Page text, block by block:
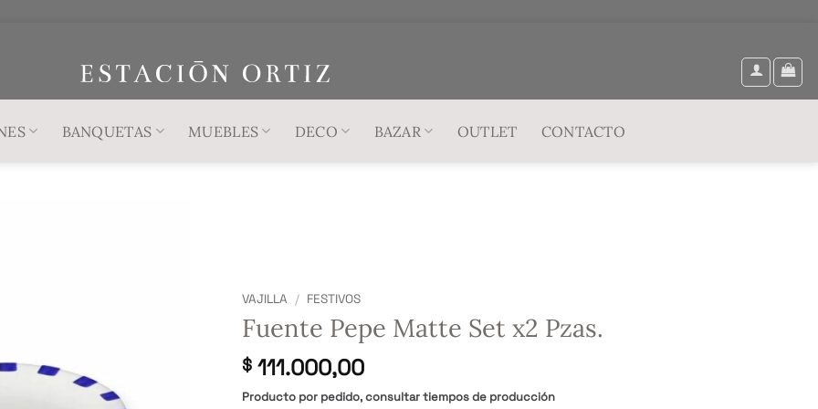
BANQUETAS MUEBLES DECO BAZAR OUTLET CONTACTO
VAJILLA / FESTIVOS
Fuente Pepe Matte Set x2 Pzas.
$111.000,00
Producto por pedido, consultar tiempos de producción